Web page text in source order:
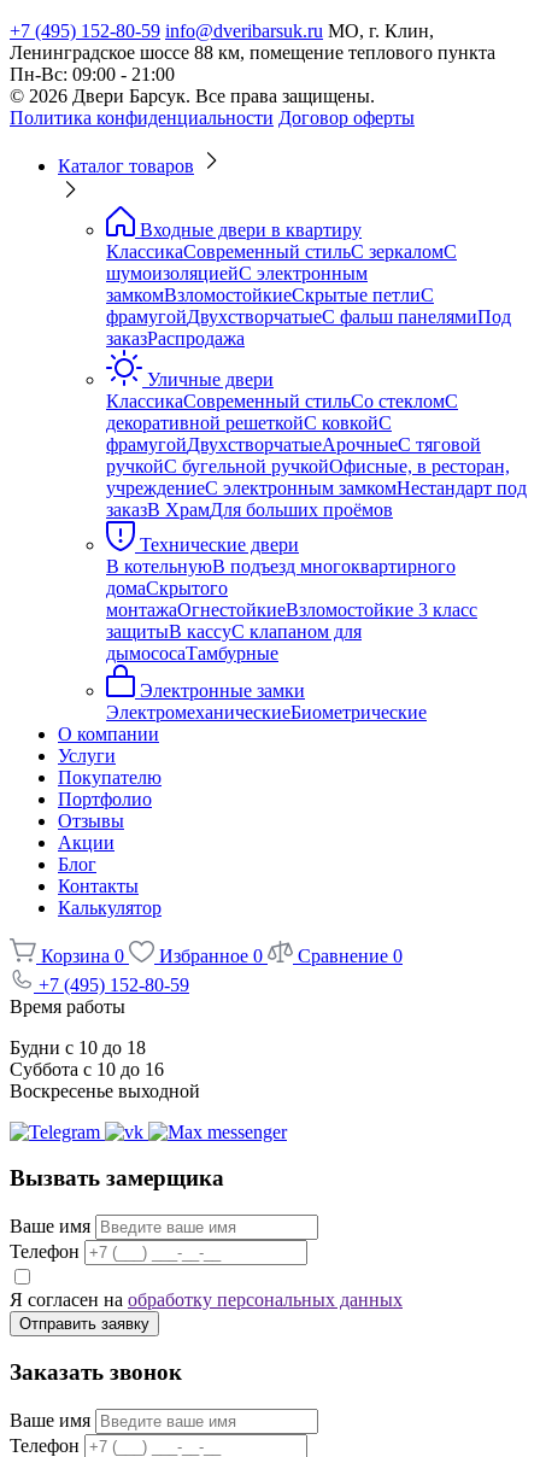
+7 (495) 152-80-59 info@dveribarsuk.ru МО, г. Клин,
Ленинградское шоссе 88 км, помещение теплового пункта
Пн-Вс: 09:00 - 21:00
© 2026 Двери Барсук. Все права защищены.
Политика конфиденциальности Договор оферты
Каталог товаров
Входные двери в квартиру
КлассикаСовременный стильС зеркаломС
шумоизоляциейС электронным
замкомВзломостойкиеСкрытые петлиС
фрамугойДвухстворчатыеС фальш панелямиПод
заказРаспродажа
Уличные двери
КлассикаСовременный стильСо стекломС
декоративной решеткойС ковкойС
фрамугойДвухстворчатыеАрочныеС тяговой
ручкойС бугельной ручкойОфисные, в ресторан,
учреждениеС электронным замкомНестандарт под
заказВ ХрамДля больших проёмов
Технические двери
В котельнуюВ подъезд многоквартирного
домаСкрытого
монтажаОгнестойкиеВзломостойкие 3 класс
защитыВ кассуС клапаном для
дымососаТамбурные
Электронные замки
ЭлектромеханическиеБиометрические
О компании
Услуги
Покупателю
Портфолио
Отзывы
Акции
Блог
Контакты
Калькулятор
Корзина 0 Избранное 0 Сравнение 0
+7 (495) 152-80-59
Время работы
Будни с 10 до 18
Суббота с 10 до 16
Воскресенье выходной
Вызвать замерщика
Ваше имя
Телефон
Я согласен на обработку персональных данных
Отправить заявку
Заказать звонок
Ваше имя
Телефон